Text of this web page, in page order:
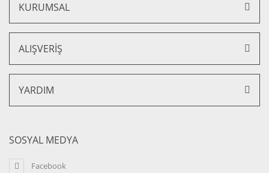
KURUMSAL
ALIŞVERİŞ
YARDIM
SOSYAL MEDYA
Facebook